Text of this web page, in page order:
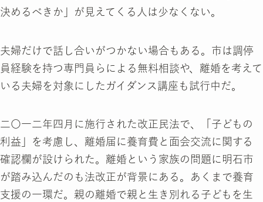
決めるべきか」が見えてくる人は少なくない。
夫婦だけで話し合いがつかない場合もある。市は調停
員経験を持つ専門員らによる無料相談や、離婚を考えて
いる夫婦を対象にしたガイダンス講座も試行中だ。
二〇一二年四月に施行された改正民法で、「子どもの
利益」を考慮し、離婚届に養育費と面会交流に関する
確認欄が設けられた。離婚という家族の問題に明石市
が踏み込んだのも法改正が背景にある。あくまで養育
支援の一環だ。親の離婚で親と生き別れる子どもを生